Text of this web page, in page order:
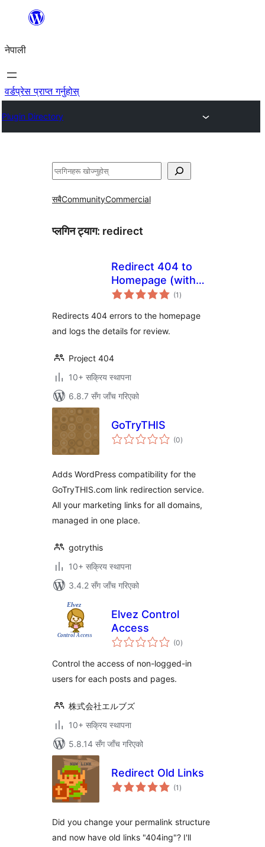
सामग्रीमा
नेपाली
वर्डप्रेस प्राप्त गर्नुहोस्
Plugin Directory
खोज्नुहोस्
सबैCommunityCommercial
प्लगिन ट्याग: redirect
Redirect 404 to
Homepage (with
Logging)
(1 कुल
रेटिङ्गहरू
)
Redirects 404 errors to the homepage
and logs the details for review.
Project 404
10+ सक्रिय स्थापना
6.8.7 सँग जाँच गरिएको
GoTryTHIS
(0कुल
रेटिङ्गहरू
)
Adds WordPress compatibility for the
GoTryTHIS.com link redirection service.
All your marketing links for all domains,
managed in one place.
gotrythis
10+ सक्रिय स्थापना
3.4.2 सँग जाँच गरिएको
Elvez Control
Access
(0कुल
रेटिङ्गहरू
)
Control the access of non-logged-in
users for each posts and pages.
株式会社エルブズ
10+ सक्रिय स्थापना
5.8.14 सँग जाँच गरिएको
Redirect Old Links
(1 कुल
रेटिङ्गहरू
)
Did you change your permalink structure
and now have old links "404ing"? I'll